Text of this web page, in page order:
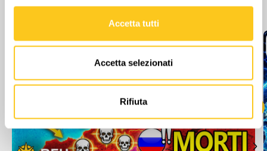
Utilizziamo i cookie per personalizzare contenuti ed
analizzare il nostro traffico. Condividiamo inoltre
informazioni sul modo in cui utilizzi il nostro sito con i
nostri partner che si occupano di analisi dei dati web,
raccolto dal tuo utilizzo dei loro servizi.
Accetta tutti
Accetta selezionati
Rifiuta